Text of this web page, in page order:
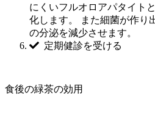
にくいフルオロアパタイト
化します。 また細菌が作り
の分泌を減少させます。
定期健診を受ける
食後の緑茶の効用